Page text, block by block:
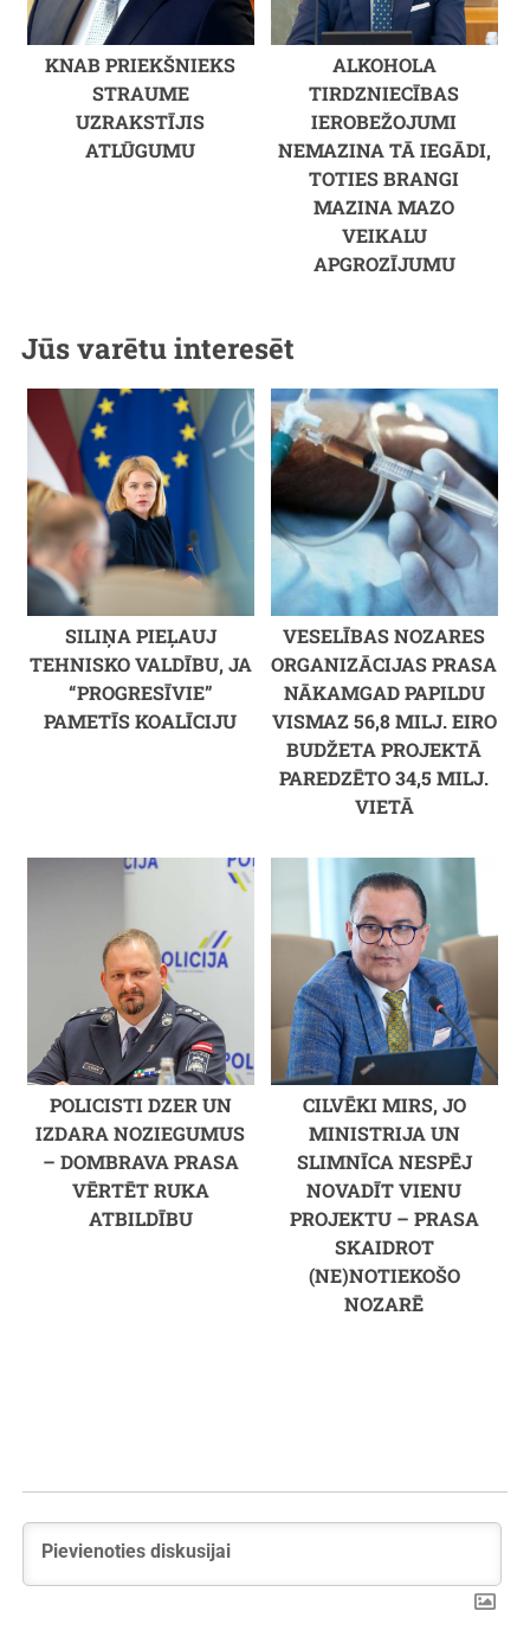
KNAB PRIEKŠNIEKS
STRAUME
UZRAKSTĪJIS
ATLŪGUMU
ALKOHOLA
TIRDZNIECĪBAS
IEROBEŽOJUMI
NEMAZINA TĀ IEGĀDI,
TOTIES BRANGI
MAZINA MAZO
VEIKALU
APGROZĪJUMU
Jūs varētu interesēt
SILIŅA PIEĻAUJ
TEHNISKO VALDĪBU, JA
“PROGRESĪVIE”
PAMETĪS KOALĪCIJU
VESELĪBAS NOZARES
ORGANIZĀCIJAS PRASA
NĀKAMGAD PAPILDU
VISMAZ 56,8 MILJ. EIRO
BUDŽETA PROJEKTĀ
PAREDZĒTO 34,5 MILJ.
VIETĀ
POLICISTI DZER UN
IZDARA NOZIEGUMUS
– DOMBRAVA PRASA
VĒRTĒT RUKA
ATBILDĪBU
CILVĒKI MIRS, JO
MINISTRIJA UN
SLIMNĪCA NESPĒJ
NOVADĪT VIENU
PROJEKTU – PRASA
SKAIDROT
(NE)NOTIEKOŠO
NOZARĒ